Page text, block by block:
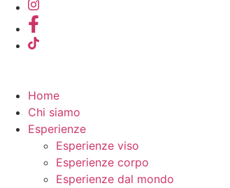
Home
Chi siamo
Esperienze
Esperienze viso
Esperienze corpo
Esperienze dal mondo